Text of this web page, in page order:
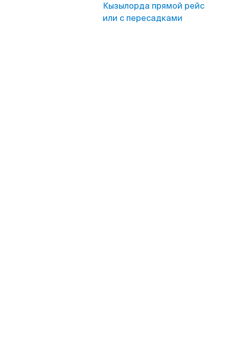
Кызылорда прямой рейс
или с пересадками